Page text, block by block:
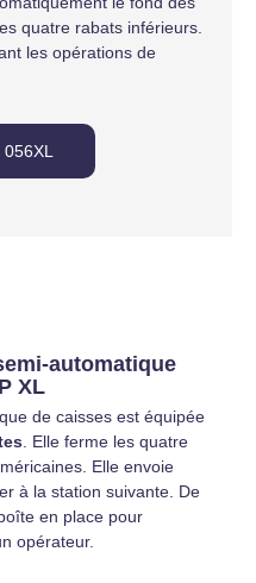
quatre rabats inférieurs.
les opérations de
automatique
XL
de caisses est équipée
. Elle ferme les quatre
Elle envoie
à la station suivante. De
en place pour
opérateur.